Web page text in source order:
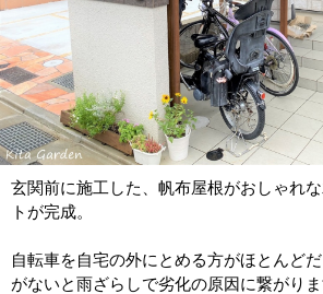
玄関前に施工した、帆布屋根がおしゃれ
トが完成。
自転車を自宅の外にとめる方がほとんど
がないと雨ざらしで劣化の原因に繋がりま